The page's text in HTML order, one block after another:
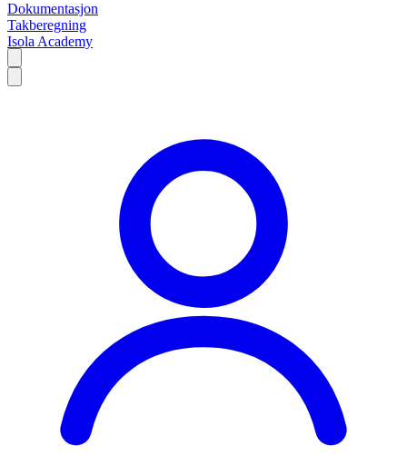
Dokumentasjon
Takberegning
Isola Academy